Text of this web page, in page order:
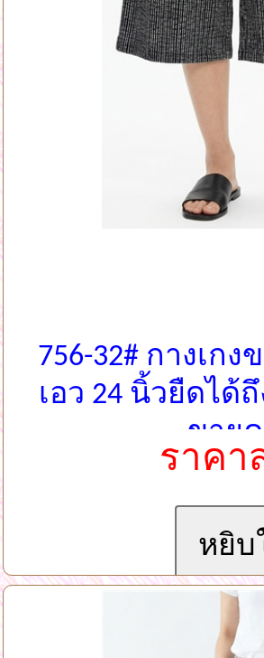
756-32# กางเก
เอว 24 นิ้วยืดได้
ขาย
ราคา